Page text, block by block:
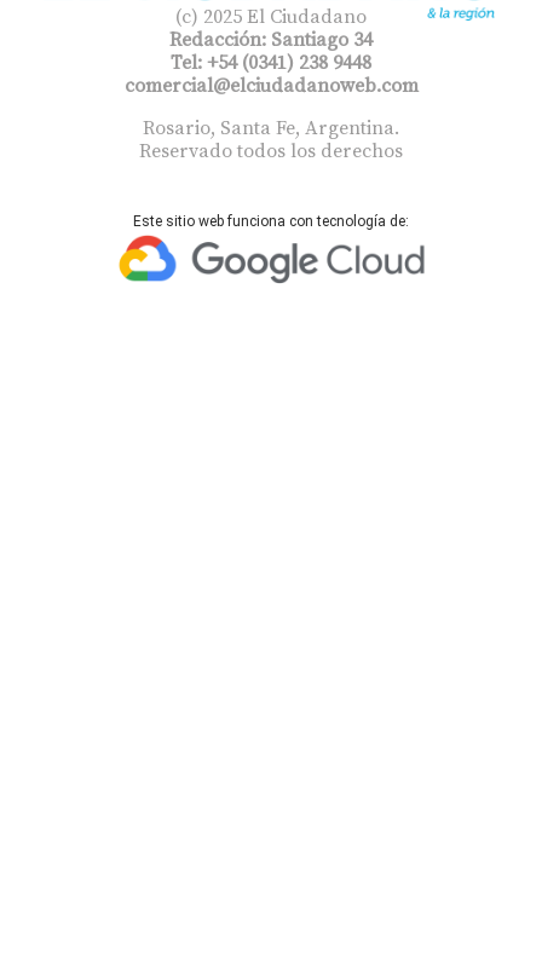
(c) 2025 El Ciudadano
Redacción: Santiago 34
Tel: +54 (0341) 238 9448
comercial@elciudadanoweb.com​
Rosario, Santa Fe, Argentina.
Reservado todos los derechos
Este sitio web funciona con tecnología de: